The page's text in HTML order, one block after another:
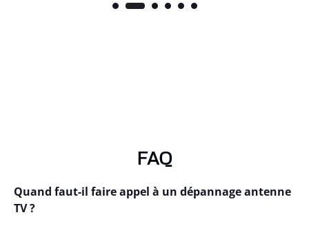
FAQ
Quand faut-il faire appel à un dépannage antenne
TV ?